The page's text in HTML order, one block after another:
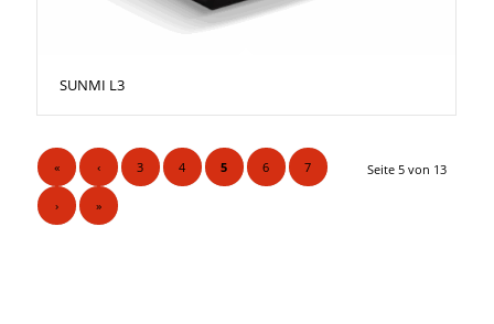
SUNMI L3
Seite 5 von 13
« ‹ 3 4 5 6 7
› »